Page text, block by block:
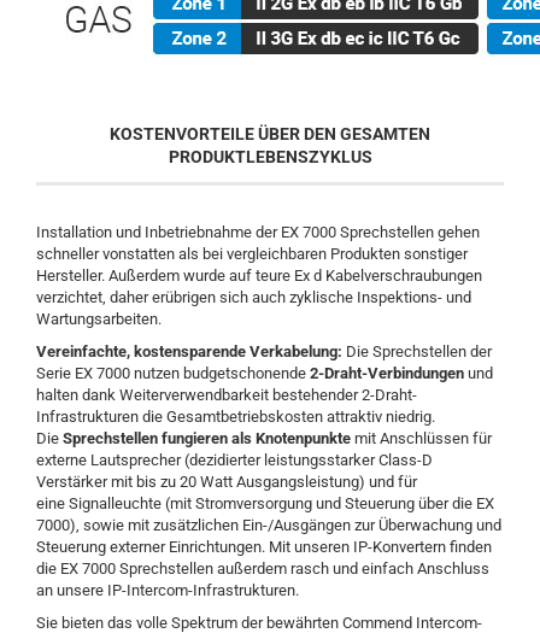
KOSTENVORTEILE ÜBER DEN GESAMTEN
PRODUKTLEBENSZYKLUS
Installation und Inbetriebnahme der EX 7000 Sprechstellen gehen
schneller vonstatten als bei vergleichbaren Produkten sonstiger
Hersteller. Außerdem wurde auf teure Ex d Kabelverschraubungen
verzichtet, daher erübrigen sich auch zyklische Inspektions- und
Wartungsarbeiten.
Vereinfachte, kostensparende Verkabelung: Die Sprechstellen der
Serie EX 7000 nutzen budgetschonende 2-Draht-Verbindungen und
halten dank Weiterverwendbarkeit bestehender 2-Draht-
Infrastrukturen die Gesamtbetriebskosten attraktiv niedrig.
Die Sprechstellen fungieren als Knotenpunkte mit Anschlüssen für
externe Lautsprecher (dezidierter leistungsstarker Class-D
Verstärker mit bis zu 20 Watt Ausgangsleistung) und für
eine Signalleuchte (mit Stromversorgung und Steuerung über die EX
7000), sowie mit zusätzlichen Ein-/Ausgängen zur Überwachung und
Steuerung externer Einrichtungen. Mit unseren IP-Konvertern finden
die EX 7000 Sprechstellen außerdem rasch und einfach Anschluss
an unsere IP-Intercom-Infrastrukturen.
Sie bieten das volle Spektrum der bewährten Commend Intercom-